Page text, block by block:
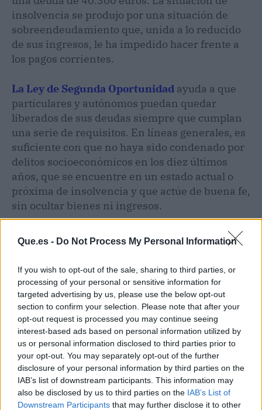
Que.es - Do Not Process My Personal Information
If you wish to opt-out of the sale, sharing to third parties, or
processing of your personal or sensitive information for
targeted advertising by us, please use the below opt-out
section to confirm your selection. Please note that after your
opt-out request is processed you may continue seeing
interest-based ads based on personal information utilized by
us or personal information disclosed to third parties prior to
your opt-out. You may separately opt-out of the further
disclosure of your personal information by third parties on the
IAB’s list of downstream participants. This information may
also be disclosed by us to third parties on the IAB’s List of
Downstream Participants that may further disclose it to other
insolvencia se produjo por una situación de
sobreendeudamiento que, unida a lo reducido
de sus ingresos, le ha impedido hacer frente a
los pagos corrientes.
La Ley de Segunda Oportunidad ayuda a que
particulares y autónomos puedan quedar
liberados de sus deudas siempre que cumplan
una serie de requisitos. En líneas generales, es
suficiente con que no haya sido condenado por
delitos socioeconómicos en los diez últimos
años, que se encuentre en un estado actual o
próxima de insolvencia y que actúe de buena fe,
sin ocultar bienes ni ingresos.
El despacho también está especializado en la
defensa de los derechos de los consumidores.
Por tanto, ofrece a sus clientes la posibilidad
analizar los contratos firmados con bancos y
entidades financieras. El objetivo es comprobar
si existen cláusulas abusivas para la
cancelación de tarjetas de crédito, tarjetas
revolving, minicréditos, préstamos e hipotecas
y poder reclamar a Cofidis, Moneyman, WiZink,
Carrefour, Vivus, Banco Santander, CaixaBank,
BBVA, Banco Sabadell, myKredit, Kviku, etc.